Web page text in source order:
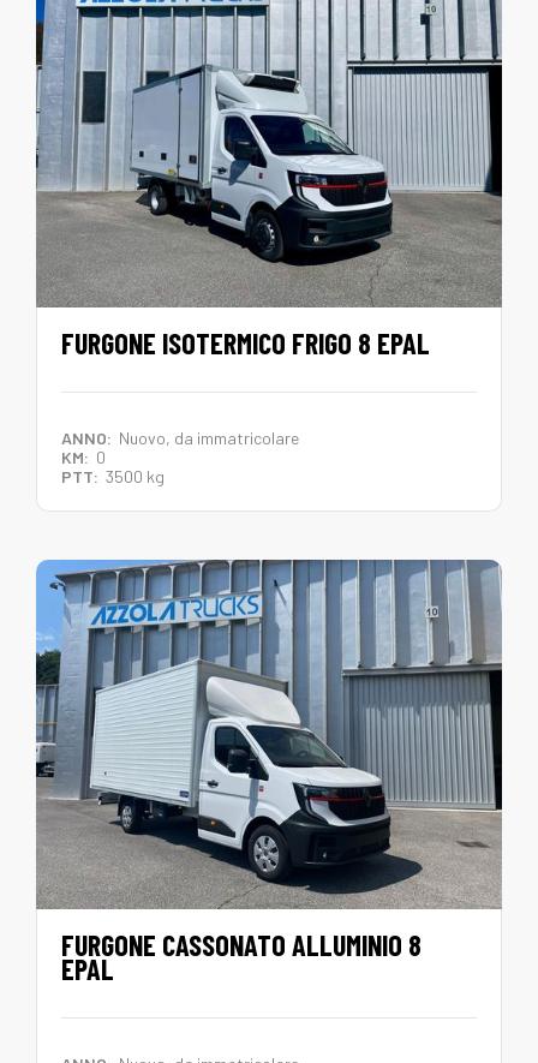
FURGONE ISOTERMICO FRIGO 8 EPAL
ANNO: Nuovo, da immatricolare
KM: 0
PTT: 3500 kg
FURGONE CASSONATO ALLUMINIO 8
EPAL